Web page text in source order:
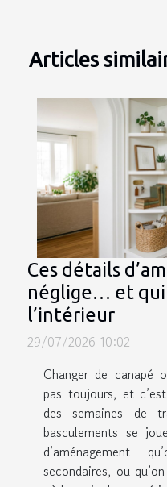
Articles
Ces détails
néglige… et
l’intérieur
29/07/2026 10:02
Changer de canapé
pas toujours, et
des semaines de
basculements se
d’aménagement
secondaires, ou